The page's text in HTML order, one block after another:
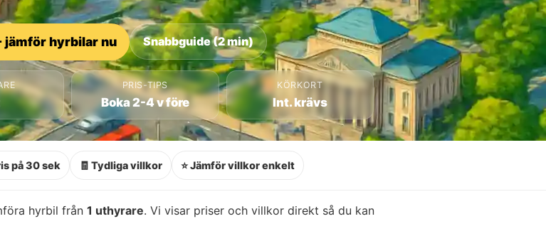
jämför hyrbilar nu Snabbguide (2 min)
PRIS-TIPS
Boka 2-4 v före
KÖRKORT
Int. krävs
på 30 sek 🧾 Tydliga villkor ⭐ Jämför villkor enkelt
hyrbil från 1 uthyrare. Vi visar priser och villkor direkt så du kan